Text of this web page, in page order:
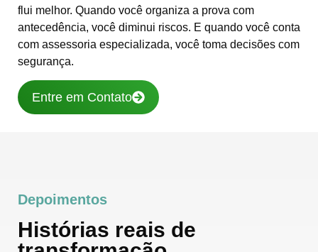
flui melhor. Quando você organiza a prova com
antecedência, você diminui riscos. E quando você conta
com assessoria especializada, você toma decisões com
segurança.
Entre em Contato
Depoimentos
Histórias reais de